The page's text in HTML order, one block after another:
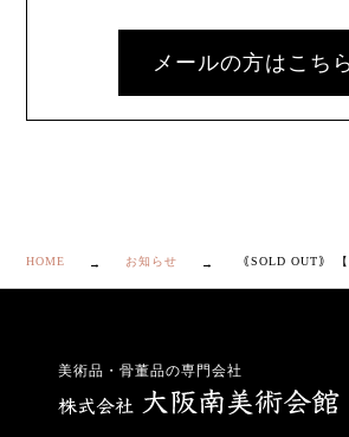
メールの方はこち
HOME お知らせ
美術品・骨董品の専門会社